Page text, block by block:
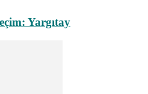
Yargıtay